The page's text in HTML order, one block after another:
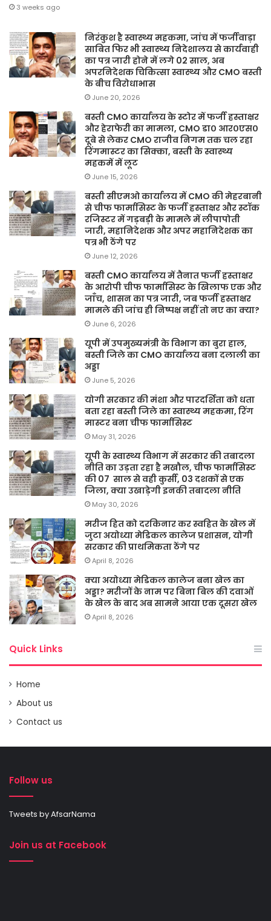
3 weeks ago
निरंकुश है स्वास्थ्य महकमा, जांच में फर्जीवाड़ा
साबित फिर भी स्वास्थ्य निदेशालय से कार्यवाही
का पत्र जारी होने में लगे 02 साल, अब
अपरनिदेशक चिकित्सा स्वास्थ्य और CMO बस्ती
के बीच विरोधाभास
June 20, 2026
बस्ती CMO कार्यालय के स्टोर में फर्जी हस्ताक्षर
और हेराफेरी का मामला, CMO डा० आर०एस०
दूबे से लेकर CMO राजीव निगम तक चल रहा
रिंगमास्टर का सिक्का, बस्ती के स्वास्थ्य
महकमें में लूट
June 15, 2026
बस्ती सीएमओ कार्यालय में CMO की मेहरबानी
से चीफ फार्मासिस्ट के फर्जी हस्ताक्षर और स्टॉक
रजिस्टर में गड़बड़ी के मामले में लीपापोती
जारी, महानिदेशक और अपर महानिदेशक का
पत्र भी ठेंगे पर
June 12, 2026
बस्ती CMO कार्यालय में तैनात फर्जी हस्ताक्षर
के आरोपी चीफ फार्मासिस्ट के खिलाफ एक और
जाँच, शासन का पत्र जारी, जब फर्जी हस्ताक्षर
मामले की जांच ही निष्पक्ष नहीं तो नए का क्या?
June 6, 2026
यूपी में उपमुख्यमंत्री के विभाग का बुरा हाल,
बस्ती जिले का CMO कार्यालय बना दलाली का
अड्डा
June 5, 2026
योगी सरकार की मंशा और पारदर्शिता को धता
बता रहा बस्ती जिले का स्वास्थ्य महकमा, रिंग
मास्टर बना चीफ फार्मासिस्ट
May 31, 2026
यूपी के स्वास्थ्य विभाग में सरकार की तबादला
नीति का उड़ता रहा है मखौल, चीफ फार्मासिस्ट
की 07 साल से वही कुर्सी, 03 दशकों से एक
जिला, क्या उखाड़ेगी इनकी तबादला नीति
May 30, 2026
मरीज हित को दरकिनार कर स्वहित के खेल में
जुटा अयोध्या मेडिकल कालेज प्रशासन, योगी
सरकार की प्राथमिकता ठेंगे पर
April 8, 2026
क्या अयोध्या मेडिकल कालेज बना खेल का
अड्डा? मरीजों के नाम पर बिना बिल की दवाओं
के खेल के बाद अब सामने आया एक दूसरा खेल
April 8, 2026
Quick Links
Home
About us
Contact us
Follow us
Tweets by AfsarNama
Join us at Facebook